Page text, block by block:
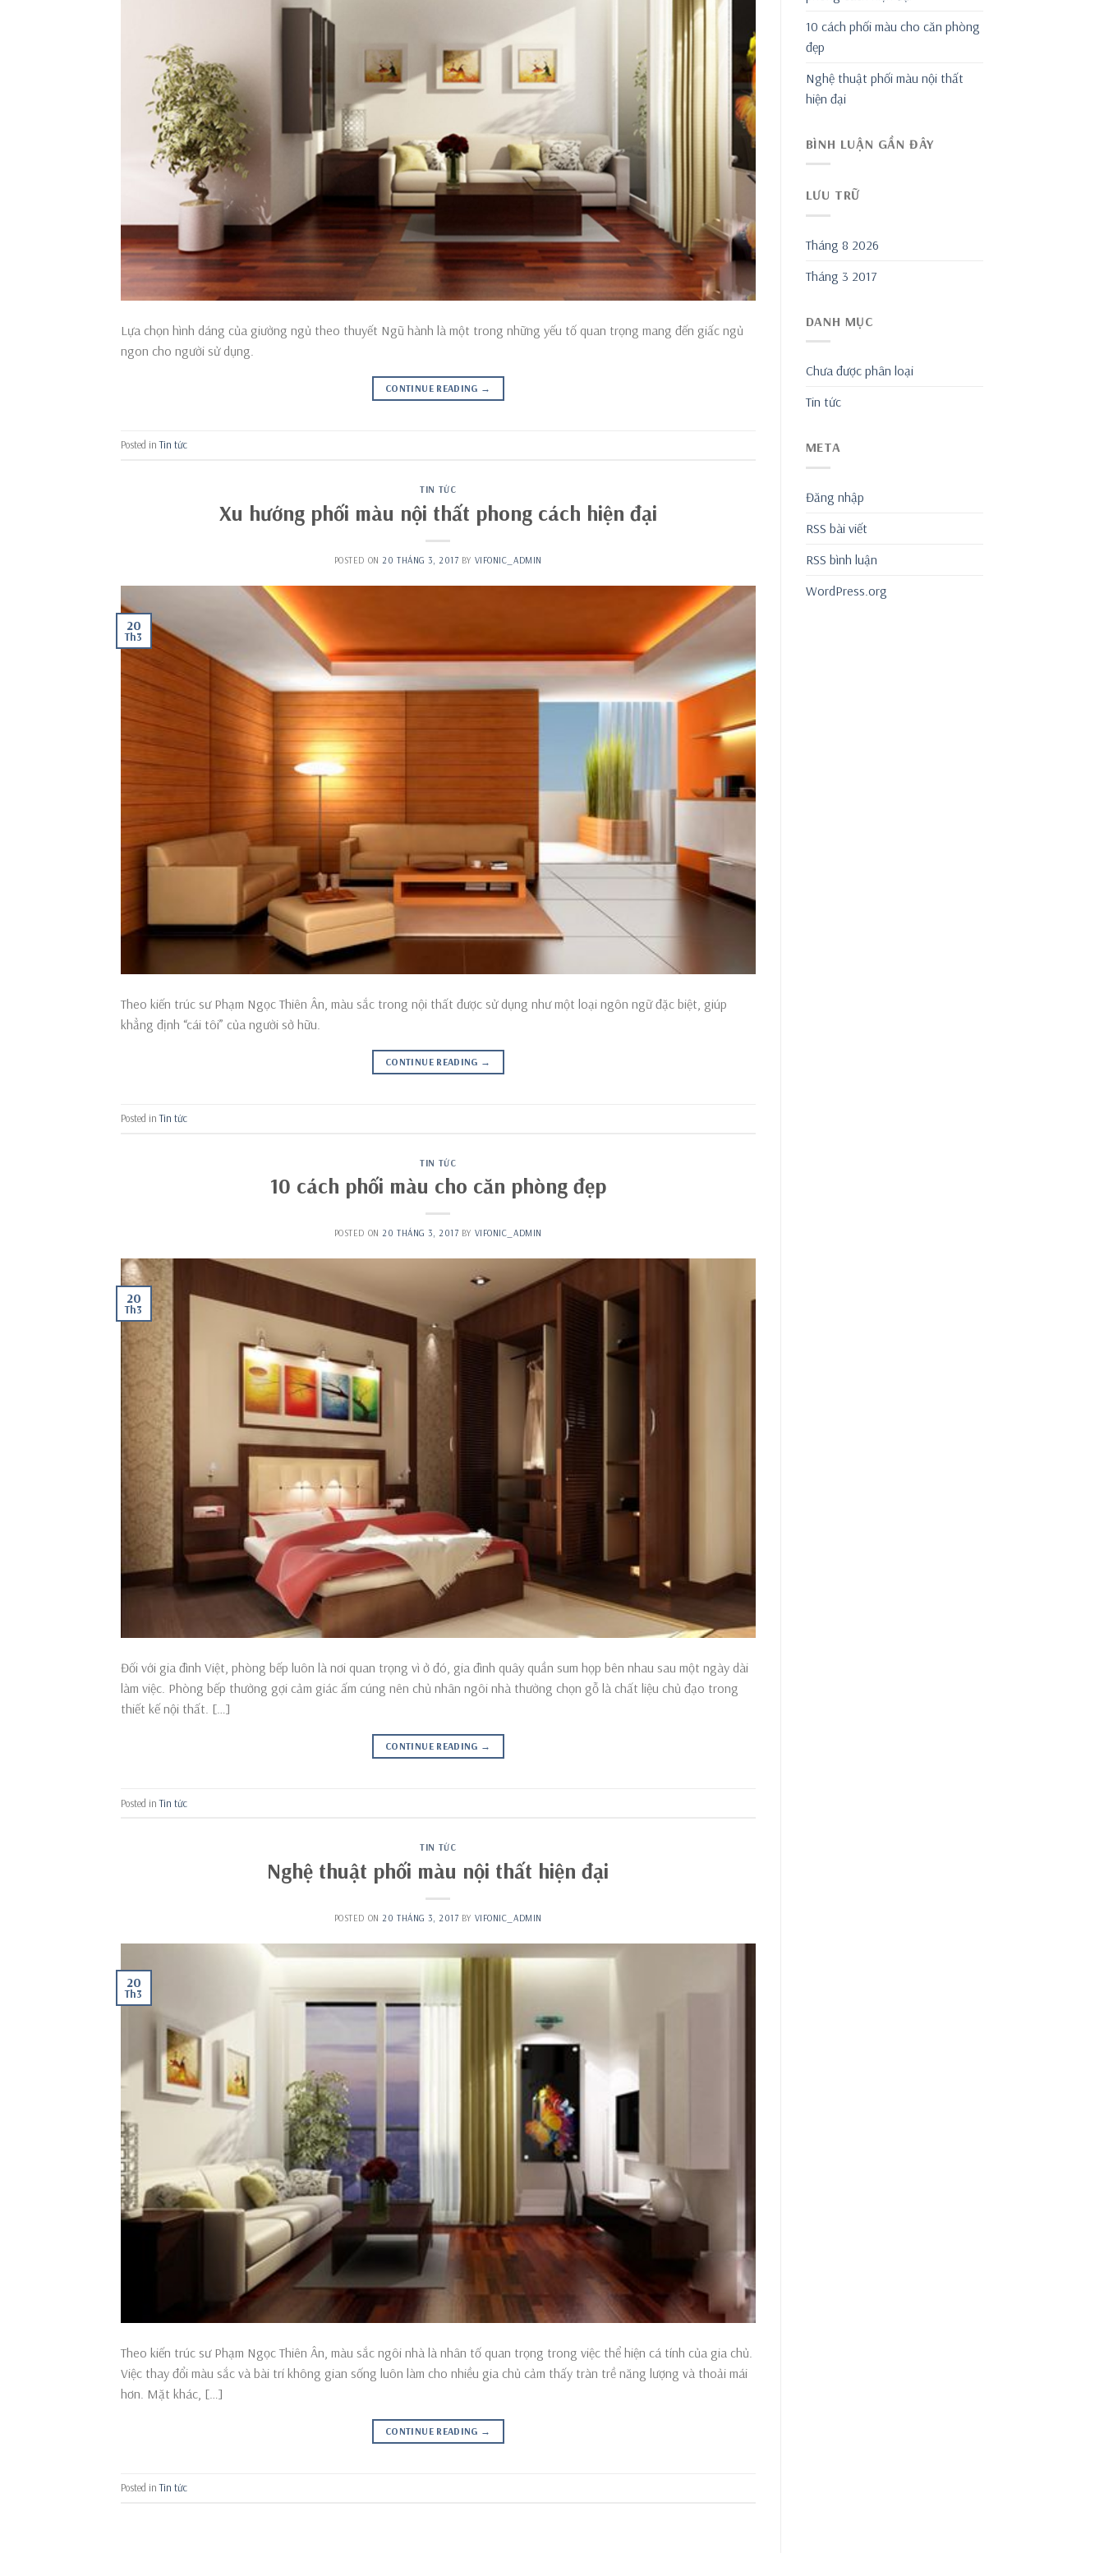
Lựa chọn hình dáng của giường ngủ theo thuyết Ngũ hành là một trong những yếu tố quan trọng mang đến giấc ngủ
ngon cho người sử dụng.
CONTINUE READING →
Posted inTin tức
TIN TỨC
Xu hướng phối màu nội thất phong cách hiện đại
POSTED ON 20 THÁNG 3, 2017 BY VIFONIC_ADMIN
20
Th3
Theo kiến trúc sư Phạm Ngọc Thiên Ân, màu sắc trong nội thất được sử dụng như một loại ngôn ngữ đặc biệt, giúp
khẳng định “cái tôi” của người sở hữu.
CONTINUE READING →
Posted inTin tức
TIN TỨC
10 cách phối màu cho căn phòng đẹp
POSTED ON 20 THÁNG 3, 2017 BY VIFONIC_ADMIN
20
Th3
Đối với gia đình Việt, phòng bếp luôn là nơi quan trọng vì ở đó, gia đình quây quần sum họp bên nhau sau một ngày dài
làm việc. Phòng bếp thường gợi cảm giác ấm cúng nên chủ nhân ngôi nhà thường chọn gỗ là chất liệu chủ đạo trong
thiết kế nội thất. […]
CONTINUE READING →
Posted inTin tức
TIN TỨC
Nghệ thuật phối màu nội thất hiện đại
POSTED ON 20 THÁNG 3, 2017 BY VIFONIC_ADMIN
20
Th3
Theo kiến trúc sư Phạm Ngọc Thiên Ân, màu sắc ngôi nhà là nhân tố quan trọng trong việc thể hiện cá tính của gia chủ.
Việc thay đổi màu sắc và bài trí không gian sống luôn làm cho nhiều gia chủ cảm thấy tràn trề năng lượng và thoải mái
hơn. Mặt khác, […]
CONTINUE READING →
Posted inTin tức
10 cách phối màu cho căn phòng
đẹp
Nghệ thuật phối màu nội thất
hiện đại
BÌNH LUẬN GẦN ĐÂY
LƯU TRỮ
Tháng 8 2026
Tháng 3 2017
DANH MỤC
Chưa được phân loại
Tin tức
META
Đăng nhập
RSS bài viết
RSS bình luận
WordPress.org